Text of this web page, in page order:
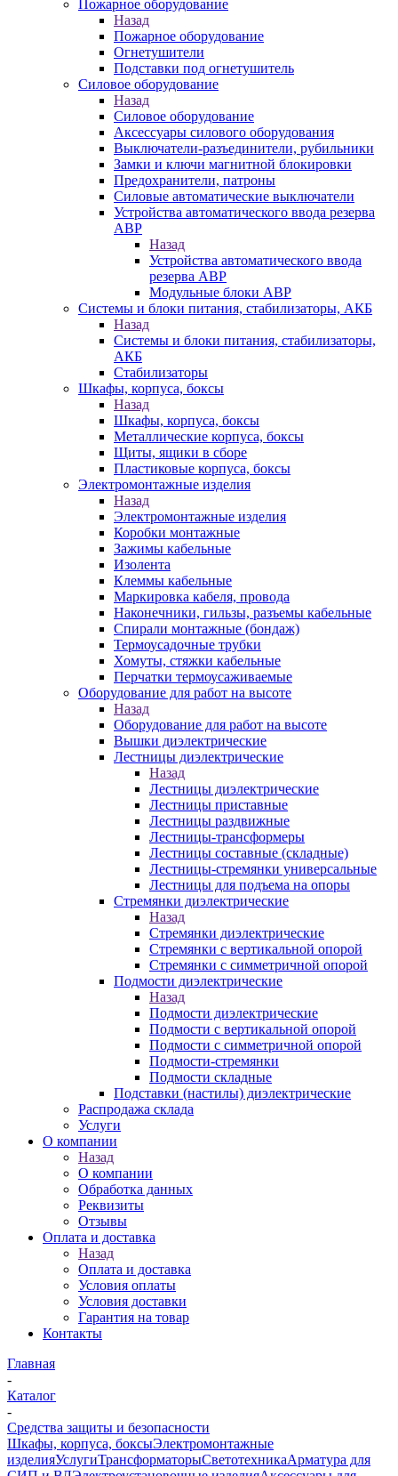
Пожарное оборудование
Назад
Пожарное оборудование
Огнетушители
Подставки под огнетушитель
Силовое оборудование
Назад
Силовое оборудование
Аксессуары силового оборудования
Выключатели-разъединители, рубильники
Замки и ключи магнитной блокировки
Предохранители, патроны
Силовые автоматические выключатели
Устройства автоматического ввода резерва
АВР
Назад
Устройства автоматического ввода
резерва АВР
Модульные блоки АВР
Системы и блоки питания, стабилизаторы, АКБ
Назад
Системы и блоки питания, стабилизаторы,
АКБ
Стабилизаторы
Шкафы, корпуса, боксы
Назад
Шкафы, корпуса, боксы
Металлические корпуса, боксы
Щиты, ящики в сборе
Пластиковые корпуса, боксы
Электромонтажные изделия
Назад
Электромонтажные изделия
Коробки монтажные
Зажимы кабельные
Изолента
Клеммы кабельные
Маркировка кабеля, провода
Наконечники, гильзы, разъемы кабельные
Спирали монтажные (бондаж)
Термоусадочные трубки
Хомуты, стяжки кабельные
Перчатки термоусаживаемые
Оборудование для работ на высоте
Назад
Оборудование для работ на высоте
Вышки диэлектрические
Лестницы диэлектрические
Назад
Лестницы диэлектрические
Лестницы приставные
Лестницы раздвижные
Лестницы-трансформеры
Лестницы составные (складные)
Лестницы-стремянки универсальные
Лестницы для подъема на опоры
Стремянки диэлектрические
Назад
Стремянки диэлектрические
Стремянки с вертикальной опорой
Стремянки с симметричной опорой
Подмости диэлектрические
Назад
Подмости диэлектрические
Подмости с вертикальной опорой
Подмости с симметричной опорой
Подмости-стремянки
Подмости складные
Подставки (настилы) диэлектрические
Распродажа склада
Услуги
О компании
Назад
О компании
Обработка данных
Реквизиты
Отзывы
Оплата и доставка
Назад
Оплата и доставка
Условия оплаты
Условия доставки
Гарантия на товар
Контакты
Главная
-
Каталог
-
Средства защиты и безопасности
Шкафы, корпуса, боксыЭлектромонтажные
изделияУслугиТрансформаторыСветотехникаАрматура для